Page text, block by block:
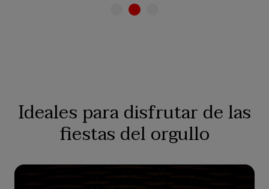
Ideales para disfrutar de las
fiestas del orgullo